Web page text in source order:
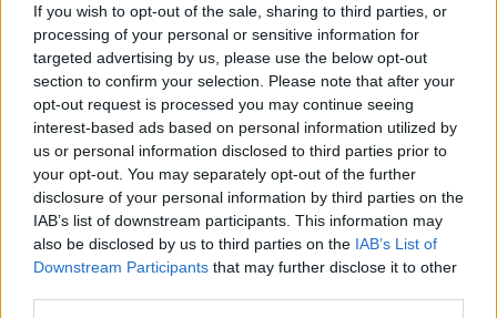
If you wish to opt-out of the sale, sharing to third parties, or
processing of your personal or sensitive information for
targeted advertising by us, please use the below opt-out
section to confirm your selection. Please note that after your
opt-out request is processed you may continue seeing
interest-based ads based on personal information utilized by
us or personal information disclosed to third parties prior to
your opt-out. You may separately opt-out of the further
disclosure of your personal information by third parties on the
IAB’s list of downstream participants. This information may
also be disclosed by us to third parties on the IAB’s List of
Downstream Participants that may further disclose it to other